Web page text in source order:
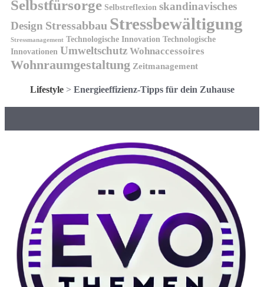
Selbstfürsorge Selbstreflexion skandinavisches
Design Stressabbau Stressbewältigung
Stressmanagement Technologische Innovation Technologische
Innovationen Umweltschutz Wohnaccessoires
Wohnraumgestaltung Zeitmanagement
Lifestyle> Energieeffizienz-Tipps für dein Zuhause